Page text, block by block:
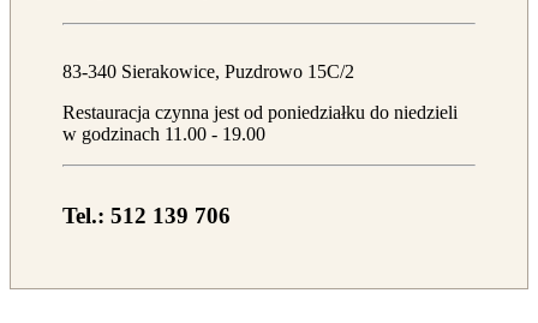
83-340 Sierakowice, Puzdrowo 15C/2
Restauracja czynna jest od poniedziałku do niedzieli
w godzinach 11.00 - 19.00
Tel.: 512 139 706